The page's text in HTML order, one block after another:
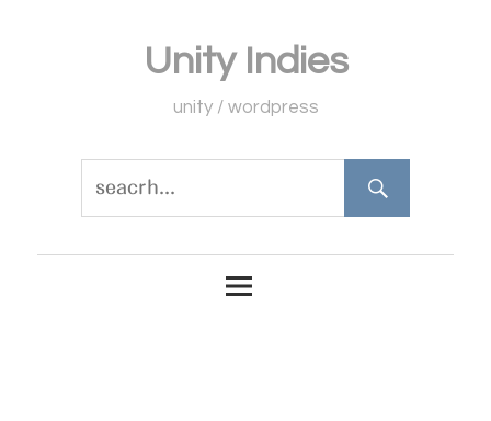
Unity Indies
unity / wordpress